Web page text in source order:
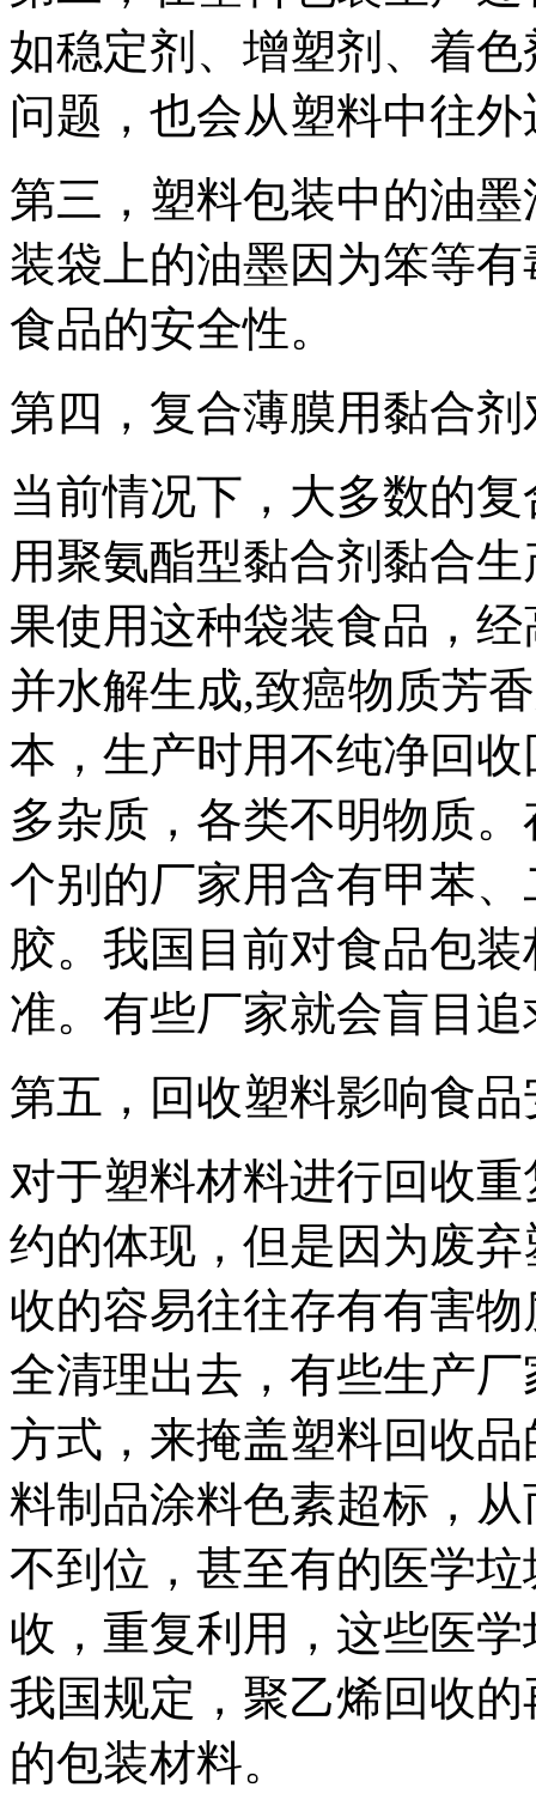
如稳定剂、增塑剂、着
问题，也会从塑料中往外
第三，塑料包装中的油
装袋上的油墨因为笨等
食品的安全性。
第四，复合薄膜用黏合
当前情况下，大多数的
用聚氨酯型黏合剂黏合
果使用这种袋装食品，
并水解生成,致癌物质芳
本，生产时用不纯净回
多杂质，各类不明物质
个别的厂家用含有甲苯
胶。我国目前对食品包
准。有些厂家就会盲目
第五，回收塑料影响食品
对于塑料材料进行回收
约的体现，但是因为废
收的容易往往存有有害
全清理出去，有些生产
方式，来掩盖塑料回收
料制品涂料色素超标，
不到位，甚至有的医学
收，重复利用，这些医
我国规定，聚乙烯回收
的包装材料。